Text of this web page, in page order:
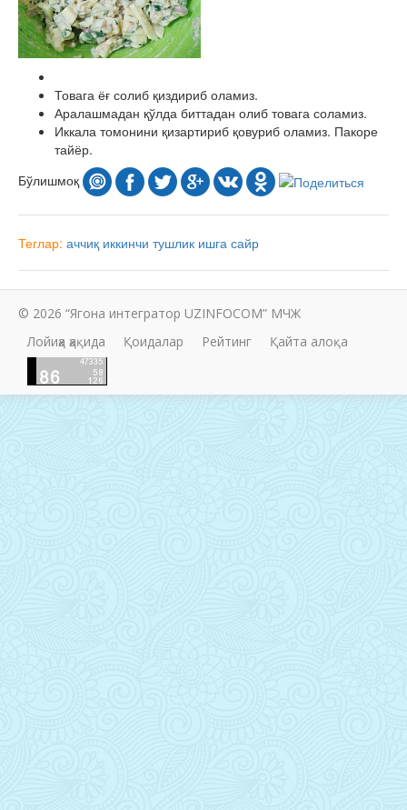
Товага ёғ солиб қиздириб оламиз.
Аралашмадан қўлда биттадан олиб товага соламиз.
Иккала томонини қизартириб қовуриб оламиз. Пакоре
тайёр.
Бўлишмоқ
Теглар: аччиқ иккинчи тушлик ишга сайр
© 2026 “Ягона интегратор UZINFOCOM” МЧЖ
Лойиҳа ҳақида
Қоидалар Рейтинг Қайта алоқа